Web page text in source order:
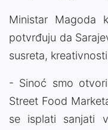
Ministar Magoda
potvrđuju da
susreta,
- Sinoć smo
Street Food
se isplati sanjati